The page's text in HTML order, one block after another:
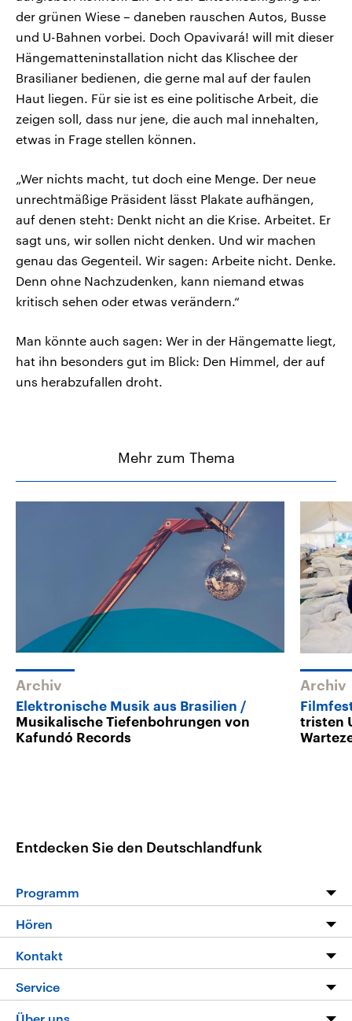
der grünen Wiese – daneben rauschen Autos, Busse
und U-Bahnen vorbei. Doch Opavivará! will mit dieser
Hängematteninstallation nicht das Klischee der
Brasilianer bedienen, die gerne mal auf der faulen
Haut liegen. Für sie ist es eine politische Arbeit, die
zeigen soll, dass nur jene, die auch mal innehalten,
etwas in Frage stellen können.
„Wer nichts macht, tut doch eine Menge. Der neue
unrechtmäßige Präsident lässt Plakate aufhängen,
auf denen steht: Denkt nicht an die Krise. Arbeitet. Er
sagt uns, wir sollen nicht denken. Und wir machen
genau das Gegenteil. Wir sagen: Arbeite nicht. Denke.
Denn ohne Nachzudenken, kann niemand etwas
kritisch sehen oder etwas verändern.“
Man könnte auch sagen: Wer in der Hängematte liegt,
hat ihn besonders gut im Blick: Den Himmel, der auf
uns herabzufallen droht.
Mehr zum Thema
Archiv
Elektronische Musik aus Brasilien
Musikalische Tiefenbohrungen von
Kafundó Records
Archiv
tristen
Entdecken Sie den Deutschlandfunk
Programm
Programm
Die Nachrichten
Nachrichtenleicht
Hören
Livestream
Podcasts
Kontakt
Hörerservice
Service
FAQ